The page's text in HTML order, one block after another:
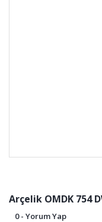
Arçelik OMDK 754
0 - Yorum Yap